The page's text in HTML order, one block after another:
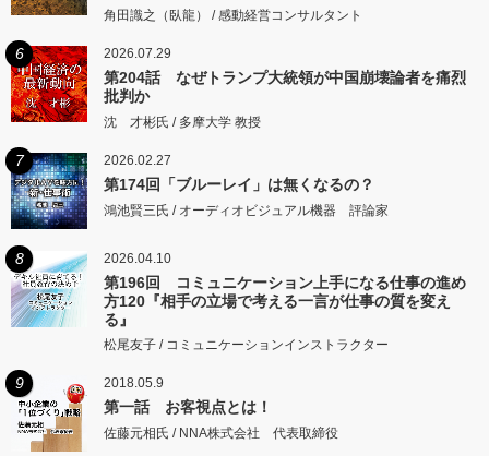
角田識之（臥龍） / 感動経営コンサルタント
6 2026.07.29
第204話 なぜトランプ大統領が中国崩壊論者を痛烈
批判か
沈 才彬氏 / 多摩大学 教授
7 2026.02.27
第174回「ブルーレイ」は無くなるの？
鴻池賢三氏 / オーディオビジュアル機器 評論家
8 2026.04.10
第196回 コミュニケーション上手になる仕事の進め
方120『相手の立場で考える一言が仕事の質を変え
る』
松尾友子 / コミュニケーションインストラクター
9 2018.05.9
第一話 お客視点とは！
佐藤元相氏 / NNA株式会社 代表取締役